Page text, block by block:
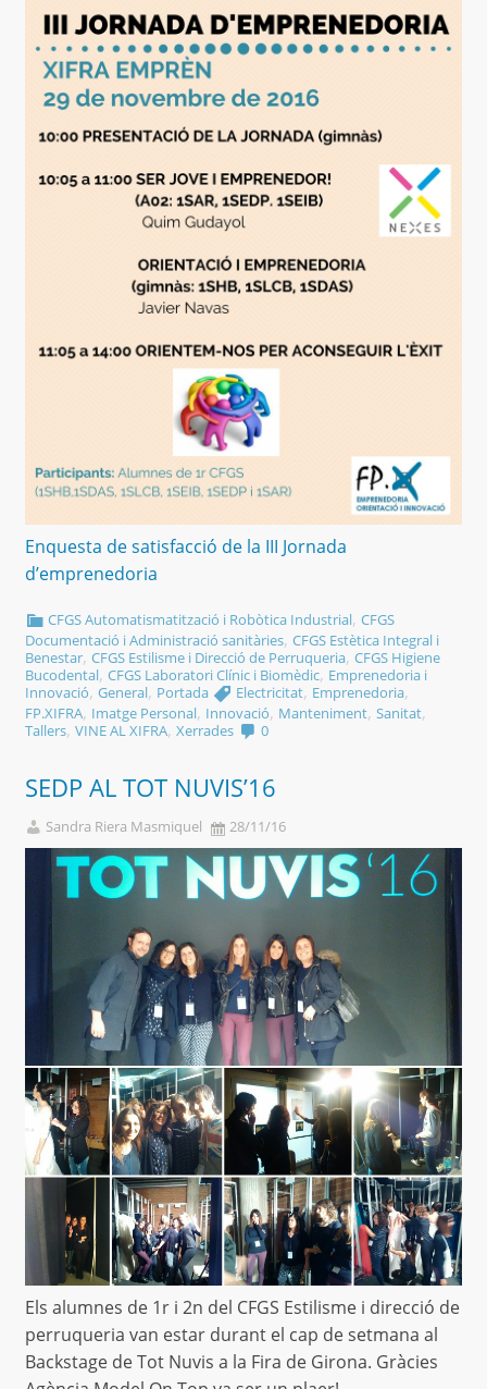
Enquesta de satisfacció de la III Jornada
d’emprenedoria
CFGS Automatismatització i Robòtica Industrial,CFGS
Documentació i Administració sanitàries, CFGS Estètica Integral i
Benestar, CFGS Estilisme i Direcció de Perruqueria, CFGS Higiene
Bucodental, CFGS Laboratori Clínic i Biomèdic, Emprenedoria i
Innovació, General, Portada Electricitat, Emprenedoria,
FP.XIFRA, Imatge Personal, Innovació, Manteniment, Sanitat,
Tallers, VINE AL XIFRA, Xerrades 0
SEDP AL TOT NUVIS’16
Sandra Riera Masmiquel 28/11/16
Els alumnes de 1r i 2n del CFGS Estilisme i direcció de
perruqueria van estar durant el cap de setmana al
Backstage de Tot Nuvis a la Fira de Girona. Gràcies